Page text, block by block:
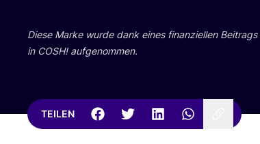
Die­se Mar­ke wur­de dank eines finan­zi­el­len
in COSH! aufgenommen.
TEILEN